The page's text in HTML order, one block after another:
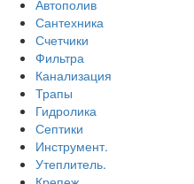
Автополив
Сантехника
Счетчики
Фильтра
Канализация
Трапы
Гидролика
Септики
Инструмент.
Утеплитель.